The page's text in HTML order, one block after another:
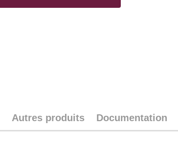
Autres produits Documentation